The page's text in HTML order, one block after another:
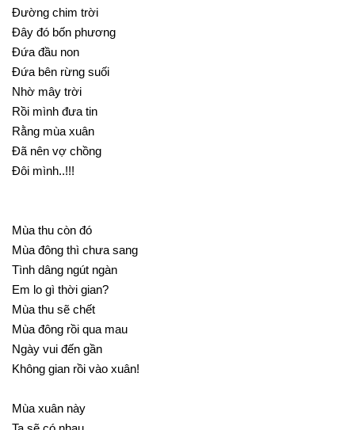
Đường chim trời
Đây đó bốn phương
Đứa đầu non
Đứa bên rừng suối
Nhờ mây trời
Rồi mình đưa tin
Rằng mùa xuân
Đã nên vợ chồng
Đôi mình..!!!
Mùa thu còn đó
Mùa đông thì chưa sang
Tình dâng ngút ngàn
Em lo gì thời gian?
Mùa thu sẽ chết
Mùa đông rồi qua mau
Ngày vui đến gần
Không gian rồi vào xuân!
Mùa xuân này